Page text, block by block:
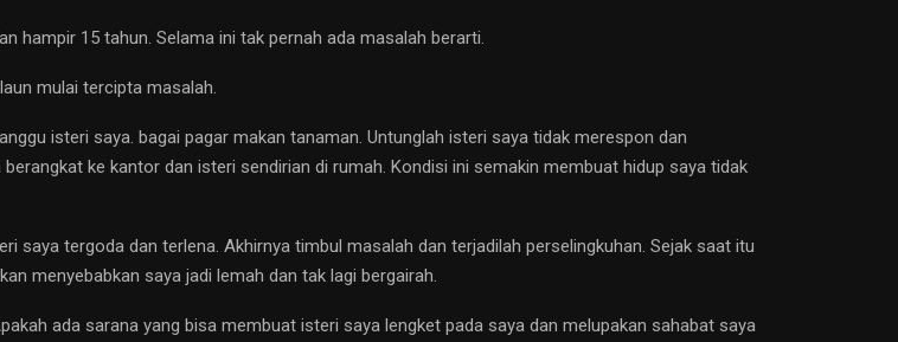
hampir 15 tahun. Selama ini tak pernah ada masalah berarti.
mulai tercipta masalah.
isteri saya. bagai pagar makan tanaman. Untunglah isteri saya tidak merespon dan
ke kantor dan isteri sendirian di rumah. Kondisi ini semakin membuat hidup saya tidak
saya tergoda dan terlena. Akhirnya timbul masalah dan terjadilah perselingkuhan. Sejak saat itu
menyebabkan saya jadi lemah dan tak lagi bergairah.
ada sarana yang bisa membuat isteri saya lengket pada saya dan melupakan sahabat saya